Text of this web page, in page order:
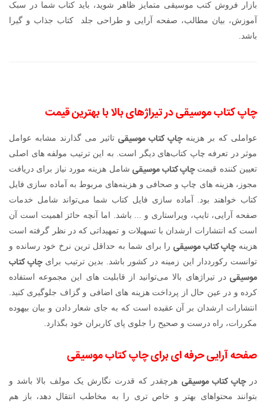
بازار فروش کتب موسیقی متمایز ظاهر شوید، باید کتاب شما در سبک
آموزش، بیان مطالب، صفحه آرایی و طراحی جلد کتاب جذاب و گیرا
باشد.
چاپ کتاب موسیقی در تیراژهای بالا با بهترین قیمت
عواملی که بر هزینهچاپ کتاب موسیقی تاثیر می گذارند مشابه عوامل
موثر در تعرفه چاپ کتاب‌های دیگر است. به این ترتیب مولفه های اصلی
تعیین کننده قیمتچاپ کتاب موسیقیشامل هزینه مورد نیاز برای دریافت
مجوز، هزینه های چاپ و صحافی و هزینه‌های مربوط به آماده سازی فایل
کتاب خواهند بود. آماده سازی فایل کتاب شما می‌تواند شامل خدمات
صفحه آرایی، تایپ، ویراستاری و ... باشد. اما آنچه حائز اهمیت است آن
است که انتشارات ارشدان با تسهیلات و تمهیداتی که در نظر گرفته است
هزینهچاپ کتاب موسیقی را برای شما به حداقل ترین نرخ خود رسانده و
توانست رکورددار این زمینه در کشور باشد. بدین ترتیب برایچاپ کتاب
موسیقی در تیراژهای بالا می‌توانید از قابلیت های این مجموعه استفاده
کرده و در عین حال از پرداخت هزینه های اضافی و گزاف جلوگیری کنید.
انتشارات ارشدان بر آن عقیده است که به جای شعار دادن و بیان بیهوده
مکررات، راه درست و صحیح را جلوی پای کاربران خود بگذارد.
صفحه آرایی حرفه ای برای چاپ کتاب موسیقی
درچاپ کتاب موسیقی هرچقدر که قدرت نگارش یک مولف بالا باشد و
بتوانند محتواهای بهتر و خاص تری را به مخاطب انتقال دهد، باز هم